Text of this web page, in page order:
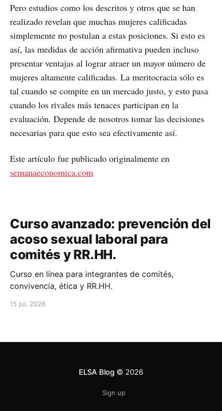
Pero estudios como los descritos y otros que se han
realizado revelan que muchas mujeres calificadas
simplemente no postulan a estas posiciones. Si esto es
así, las medidas de acción afirmativa pueden incluso
presentar ventajas al lograr atraer un mayor número de
mujeres altamente calificadas. La meritocracia sólo es
tal cuando se compite en un mercado justo, y esto pasa
cuando los rivales más tenaces participan en la
evaluación. Depende de nosotros tomar las decisiones
necesarias para que esto sea efectivamente así.
Este artículo fue publicado originalmente en
semanaeconomica.com
Curso avanzado: prevención del
acoso sexual laboral para
comités y RR.HH.
Curso en línea para integrantes de comités,
convivencia, ética y RR.HH.
15 jul. 2026
ELSA Blog© 2026
Sign up